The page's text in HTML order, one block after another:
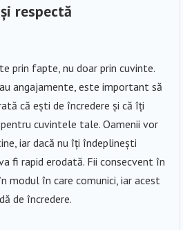
respectă
prin fapte, nu doar prin cuvinte.
angajamente, este important să
că ești de încredere și că îți
cuvintele tale. Oamenii vor
iar dacă nu îți îndeplinești
fi rapid erodată. Fii consecvent în
modul în care comunici, iar acest
de încredere.